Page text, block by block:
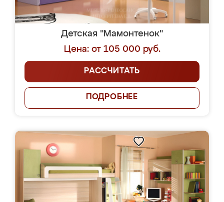
Детская "Мамонтенок"
Цена: от 105 000 руб.
РАССЧИТАТЬ
ПОДРОБНЕЕ